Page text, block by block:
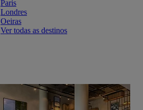
Paris
Londres
Oeiras
Ver todas as destinos